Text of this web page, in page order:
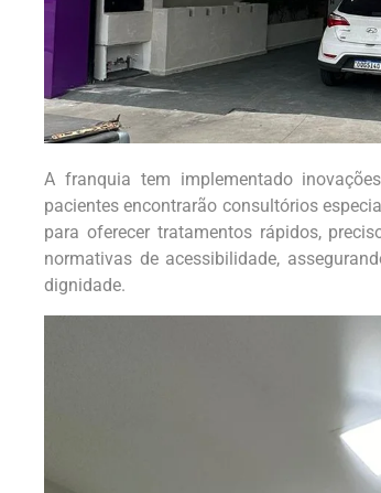
A franquia tem implementado
pacientes encontrarão consultórios
para oferecer tratamentos rápidos,
normativas de acessibilidade,
dignidade.